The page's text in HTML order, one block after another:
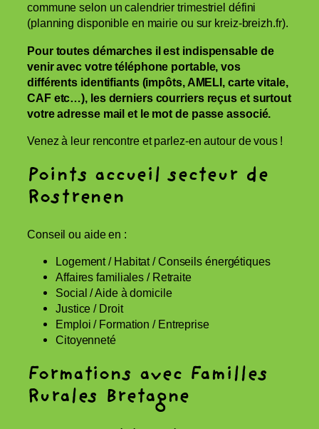
commune selon un calendrier trimestriel défini
(planning disponible en mairie ou sur kreiz-breizh.fr).
Pour toutes démarches il est indispensable de
venir avec votre téléphone portable, vos
différents identifiants (impôts, AMELI, carte vitale,
CAF etc…), les derniers courriers reçus et surtout
votre adresse mail et le mot de passe associé.
Venez à leur rencontre et parlez-en autour de vous !
Points accueil secteur de
Rostrenen
Conseil ou aide en :
Logement / Habitat / Conseils énergétiques
Affaires familiales / Retraite
Social / Aide à domicile
Justice / Droit
Emploi / Formation / Entreprise
Citoyenneté
Formations avec Familles
Rurales Bretagne